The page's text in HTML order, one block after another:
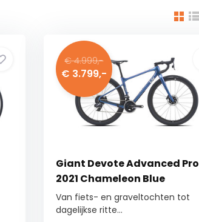
€ 4.999,-
€ 3.799,-
Giant Devote Advanced Pro
2021 Chameleon Blue
Van fiets- en graveltochten tot
dagelijkse ritte...